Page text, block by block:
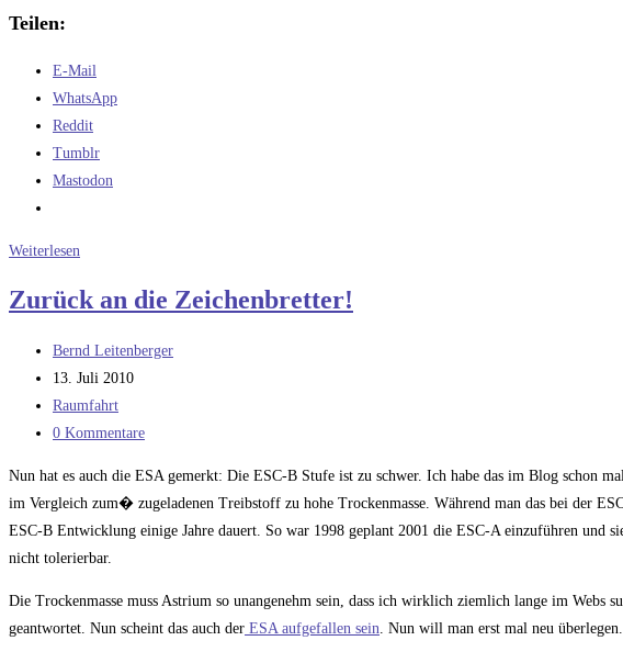
Teilen:
E-Mail
WhatsApp
Reddit
Tumblr
Mastodon
Weiterlesen
es
Sojus
sein?
Zurück an die Zeichenbretter!
Beitrags-
Autor:
Bernd Leitenberger
Beitrag
veröffentlicht:
13. Juli 2010
Beitrags-
Kategorie:
Raumfahrt
Beitrags-
0 Kommentare
Nun hat es auch die ESA gemerkt: Die ESC-B Stufe ist zu schwer. Ich habe das im Blog schon
im Vergleich zum� zugeladenen Treibstoff zu hohe Trockenmasse. Während man das bei der
ESC-B Entwicklung einige Jahre dauert. So war 1998 geplant 2001 die ESC-A einzuführen und
nicht tolerierbar.
Die Trockenmasse muss Astrium so unangenehm sein, dass ich wirklich ziemlich lange im Webs
geantwortet. Nun scheint das auch der ESA aufgefallen sein . Nun will man erst mal neu überlegen.